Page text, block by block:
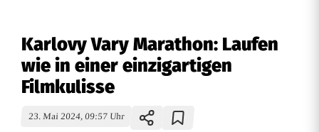
Karlovy Vary Marathon: Laufen
wie in einer einzigartigen
Filmkulisse
23. Mai 2024, 09:57 Uhr